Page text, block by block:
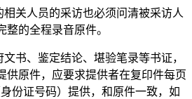
关人员的采访也必须问清被采访人
整的全程录音原件。
书、鉴定结论、堪验笔录等书证，
供原件，应要求提供者在复印件每页
份证号码）提供，和原件一致，如